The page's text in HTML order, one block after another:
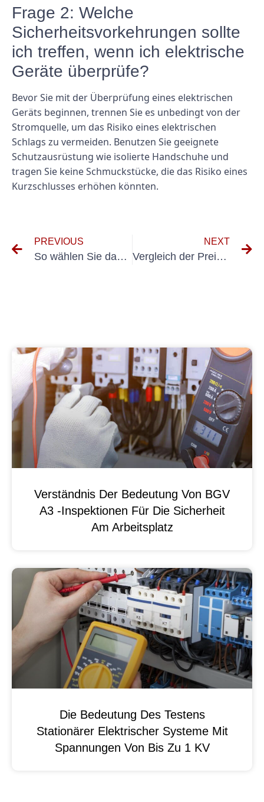
Frage 2: Welche
Sicherheitsvorkehrungen sollte
ich treffen, wenn ich elektrische
Geräte überprüfe?
Bevor Sie mit der Überprüfung eines elektrischen
Geräts beginnen, trennen Sie es unbedingt von der
Stromquelle, um das Risiko eines elektrischen
Schlags zu vermeiden. Benutzen Sie geeignete
Schutzausrüstung wie isolierte Handschuhe und
tragen Sie keine Schmuckstücke, die das Risiko eines
Kurzschlusses erhöhen könnten.
PREVIOUS
So wählen Sie das richtige Messgerät für ortsveränderliche Elektrogeräte für Ihren Arbeitsplatz aus
NEXT
Vergleich der Preise für die BGV A3-Prüfung: Finden Sie das beste Preis-Leistungs-Verhältnis für Ihr Unternehmen
Verständnis Der Bedeutung Von BGV
A3 -Inspektionen Für Die Sicherheit
Am Arbeitsplatz
Die Bedeutung Des Testens
Stationärer Elektrischer Systeme Mit
Spannungen Von Bis Zu 1 KV